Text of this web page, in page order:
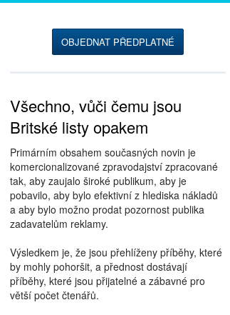
OBJEDNAT PŘEDPLATNÉ
Všechno, vůči čemu jsou
Britské listy opakem
Primárním obsahem současných novin je
komercionalizované zpravodajství zpracované
tak, aby zaujalo široké publikum, aby je
pobavilo, aby bylo efektivní z hlediska nákladů
a aby bylo možno prodat pozornost publika
zadavatelům reklamy.
Výsledkem je, že jsou přehlíženy příběhy, které
by mohly pohoršit, a přednost dostávají
příběhy, které jsou přijatelné a zábavné pro
větší počet čtenářů.